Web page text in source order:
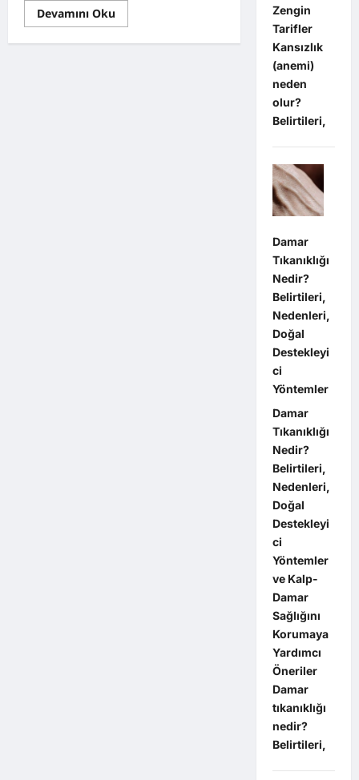
Devamını Oku
more
Eski
Zengin
Tarifler
Kansızlık
(anemi)
neden
olur?
Belirtileri,
Damar
Tıkanıklığı
Nedir?
Belirtileri,
Nedenleri,
Doğal
Destekleyi
ci
Yöntemler
Damar
Tıkanıklığı
Nedir?
Belirtileri,
Nedenleri,
Doğal
Destekleyi
ci
Yöntemler
ve Kalp-
Damar
Sağlığını
Korumaya
Yardımcı
Öneriler
Damar
tıkanıklığı
nedir?
Belirtileri,